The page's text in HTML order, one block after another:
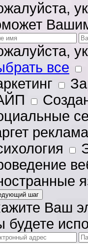
все
реклама
Ваш
будете